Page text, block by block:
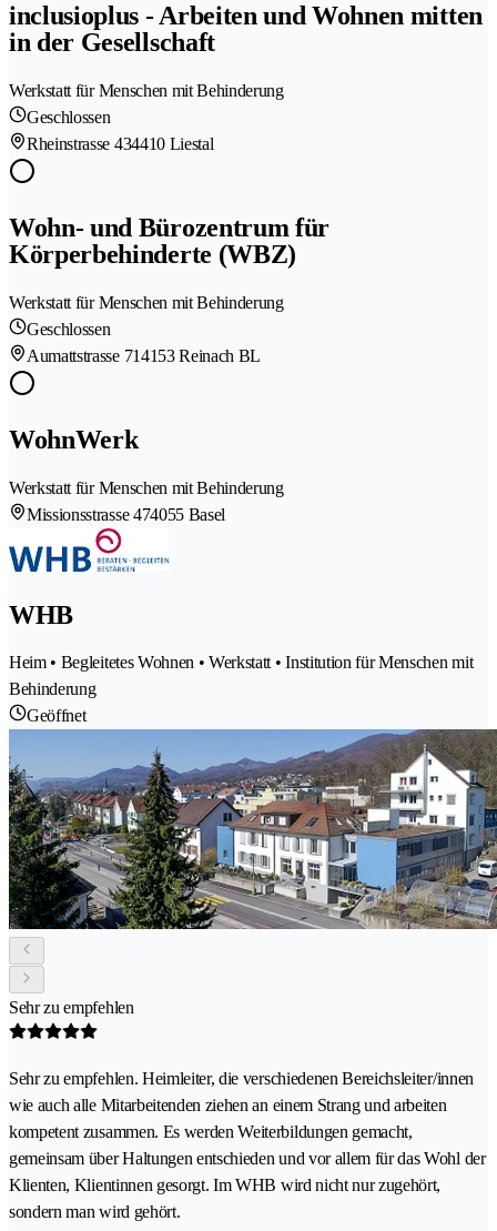
inclusioplus - Arbeiten und Wohnen mitten
in der Gesellschaft
Werkstatt für Menschen mit Behinderung
Geschlossen
Rheinstrasse 434410 Liestal
Wohn- und Bürozentrum für
Körperbehinderte (WBZ)
Werkstatt für Menschen mit Behinderung
Geschlossen
Aumattstrasse 714153 Reinach BL
WohnWerk
Werkstatt für Menschen mit Behinderung
Missionsstrasse 474055 Basel
WHB
Heim • Begleitetes Wohnen • Werkstatt • Institution für Menschen mit
Behinderung
Geöffnet
Sehr zu empfehlen
Sehr zu empfehlen. Heimleiter, die verschiedenen Bereichsleiter/innen
wie auch alle Mitarbeitenden ziehen an einem Strang und arbeiten
kompetent zusammen. Es werden Weiterbildungen gemacht,
gemeinsam über Haltungen entschieden und vor allem für das Wohl der
Klienten, Klientinnen gesorgt. Im WHB wird nicht nur zugehört,
sondern man wird gehört.